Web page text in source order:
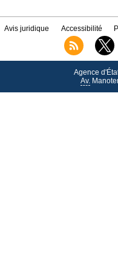
Avis juridique Accessibilité
Agence
Av.